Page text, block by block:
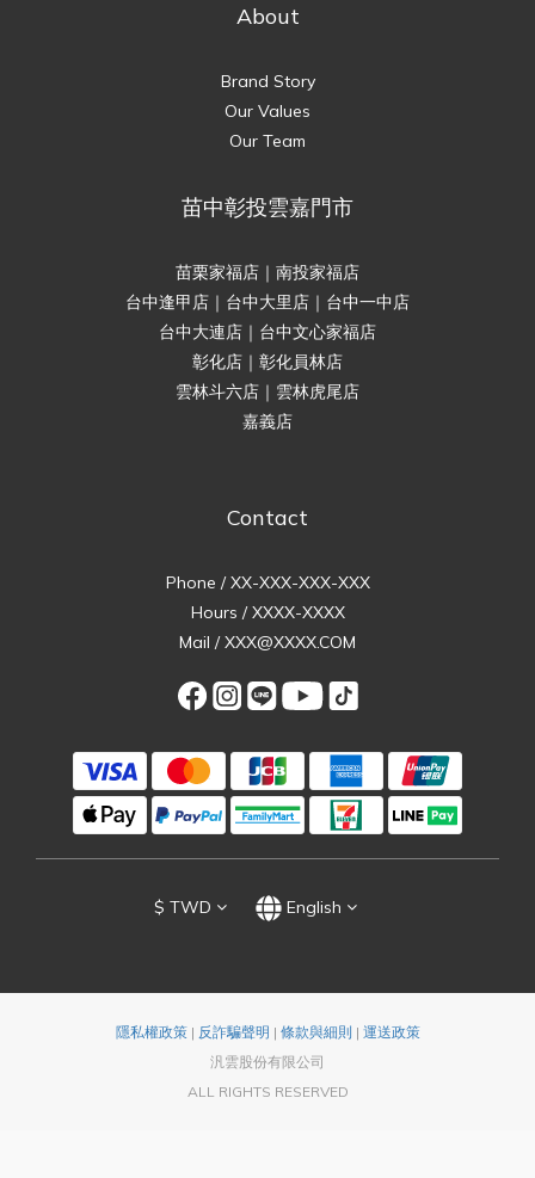
About
Brand Story
Our Values
Our Team
苗中彰投雲嘉門市
苗栗家福店｜南投家福店
台中逢甲店｜台中大里店｜台中一中店
台中大連店｜台中文心家福店
彰化店｜彰化員林店
雲林斗六店｜雲林虎尾店
嘉義店
Contact
Phone / XX-XXX-XXX-XXX
Hours / XXXX-XXXX
Mail / XXX@XXXX.COM
$ TWD English
隱私權政策| 反詐騙聲明 | 條款與細則 | 運送政策
汎雲股份有限公司
ALL RIGHTS RESERVED